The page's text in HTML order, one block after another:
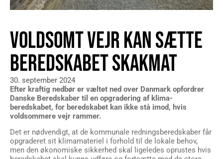
VOLDSOMT VEJR KAN SÆTTE
BEREDSKABET SKAKMAT
30. september 2024
Efter kraftig nedbør er væltet ned over Danmark opfordrer
Danske Beredskaber til en opgradering af klima-
beredskabet, for beredskabet kan ikke stå imod, hvis
voldsommere vejr rammer.
Det er nødvendigt, at de kommunale redningsberedskaber får
opgraderet sit klimamateriel i forhold til de lokale behov,
men den økonomiske sikkerhed skal ligeledes oprustes hvis